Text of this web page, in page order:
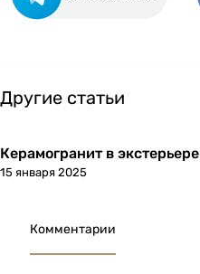
Другие статьи
Советы покупателям
Керамогранит в экстерьере
15 января 2025
Комментарии